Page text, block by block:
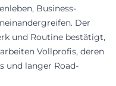
Business-
Der
und Routine bestätigt,
Vollprofis, deren
und langer Road-